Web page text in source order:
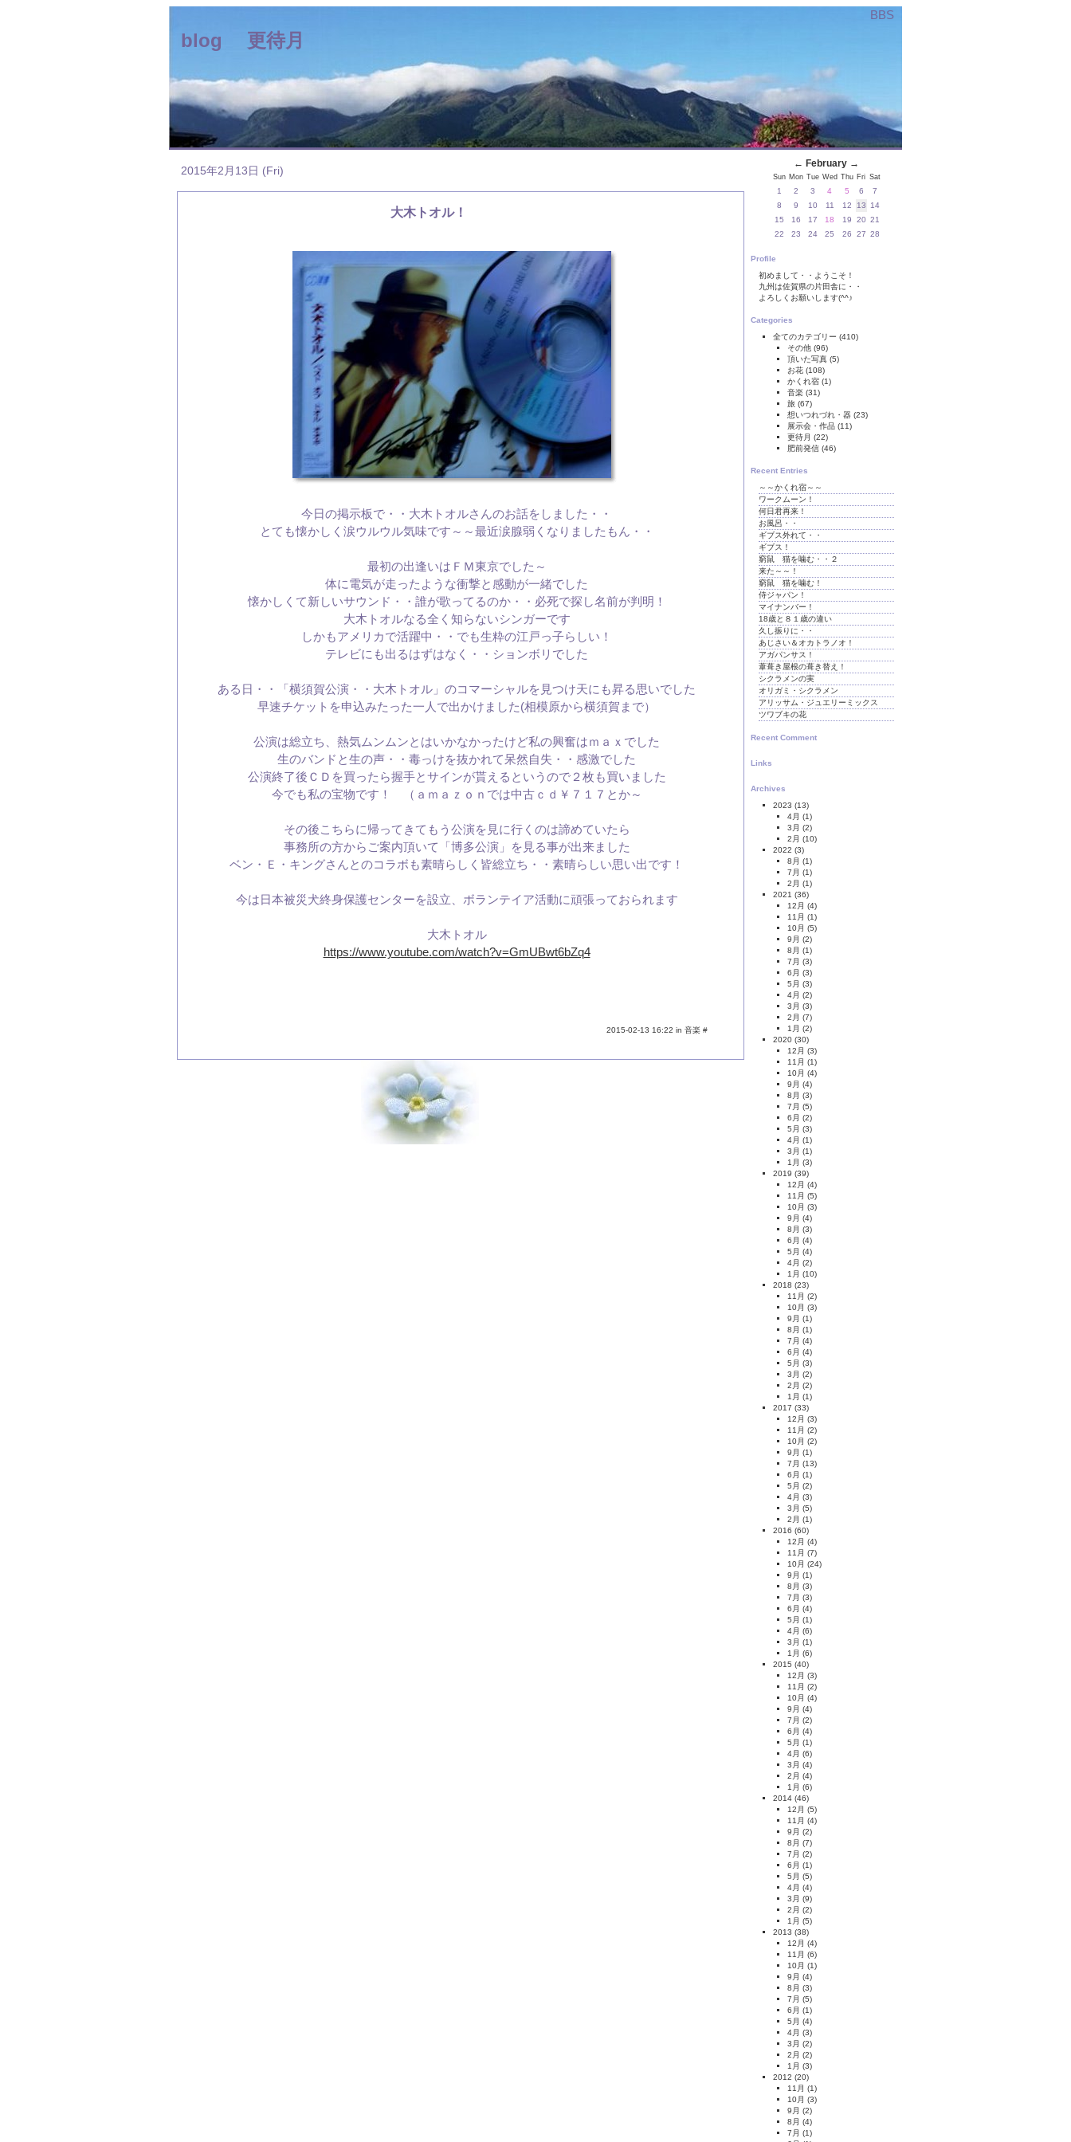
BBS
blog 更待月
2015年2月13日 (Fri)
大木トオル！
今日の掲示板で・・大木トオルさんのお話をしました・・
とても懐かしく涙ウルウル気味です～～最近涙腺弱くなりましたもん・・
最初の出逢いはＦＭ東京でした～
体に電気が走ったような衝撃と感動が一緒でした
懐かしくて新しいサウンド・・誰が歌ってるのか・・必死で探し名前が判明！
大木トオルなる全く知らないシンガーです
しかもアメリカで活躍中・・でも生粋の江戸っ子らしい！
テレビにも出るはずはなく・・ションボリでした
ある日・・「横須賀公演・・大木トオル」のコマーシャルを見つけ天にも昇る思いでした
早速チケットを申込みたった一人で出かけました(相模原から横須賀まで）
公演は総立ち、熱気ムンムンとはいかなかったけど私の興奮はｍａｘでした
生のバンドと生の声・・毒っけを抜かれて呆然自失・・感激でした
公演終了後ＣＤを買ったら握手とサインが貰えるというので２枚も買いました
今でも私の宝物です！ （ａｍａｚｏｎでは中古ｃｄ￥７１７とか～
その後こちらに帰ってきてもう公演を見に行くのは諦めていたら
事務所の方からご案内頂いて「博多公演」を見る事が出来ました
ベン・Ｅ・キングさんとのコラボも素晴らしく皆総立ち・・素晴らしい思い出です！
今は日本被災犬終身保護センターを設立、ボランテイア活動に頑張っておられます
大木トオル
https://www.youtube.com/watch?v=GmUBwt6bZq4
2015-02-13 16:22 in 音楽 #
← February →
Sun Mon Tue Wed Thu Fri Sat
1 2 3 4 5 6
7
8
9 10 11 12 13
14
15
16 17 18 19 20 21
22
23 24 25 26 27 28
Profile
初めまして・・ようこそ！
九州は佐賀県の片田舎に・・
よろしくお願いします(^^♪
Categories
全てのカテゴリー (410)
その他 (96)
頂いた写真 (5)
お花 (108)
かくれ宿 (1)
音楽 (31)
旅 (67)
想いつれづれ・器 (23)
展示会・作品 (11)
更待月 (22)
肥前発信 (46)
Recent Entries
～～かくれ宿～～
ワークムーン！
何日君再来！
お風呂・・
ギブス外れて・・
ギブス！
窮鼠 猫を噛む・・２
来た～～！
窮鼠 猫を噛む！
侍ジャパン！
マイナンバー！
18歳と８１歳の違い
久し振りに・・
あじさい＆オカトラノオ！
アガパンサス！
葦葺き屋根の葺き替え！
シクラメンの実
オリガミ・シクラメン
アリッサム・ジュエリーミックス
ツワブキの花
Recent Comment
Links
Archives
2023 (13)
4月 (1)
3月 (2)
2月 (10)
2022 (3)
8月 (1)
7月 (1)
2月 (1)
2021 (36)
12月 (4)
11月 (1)
10月 (5)
9月 (2)
8月 (1)
7月 (3)
6月 (3)
5月 (3)
4月 (2)
3月 (3)
2月 (7)
1月 (2)
2020 (30)
12月 (3)
11月 (1)
10月 (4)
9月 (4)
8月 (3)
7月 (5)
6月 (2)
5月 (3)
4月 (1)
3月 (1)
1月 (3)
2019 (39)
12月 (4)
11月 (5)
10月 (3)
9月 (4)
8月 (3)
6月 (4)
5月 (4)
4月 (2)
1月 (10)
2018 (23)
11月 (2)
10月 (3)
9月 (1)
8月 (1)
7月 (4)
6月 (4)
5月 (3)
3月 (2)
2月 (2)
1月 (1)
2017 (33)
12月 (3)
11月 (2)
10月 (2)
9月 (1)
7月 (13)
6月 (1)
5月 (2)
4月 (3)
3月 (5)
2月 (1)
2016 (60)
12月 (4)
11月 (7)
10月 (24)
9月 (1)
8月 (3)
7月 (3)
6月 (4)
5月 (1)
4月 (6)
3月 (1)
1月 (6)
2015 (40)
12月 (3)
11月 (2)
10月 (4)
9月 (4)
7月 (2)
6月 (4)
5月 (1)
4月 (6)
3月 (4)
2月 (4)
1月 (6)
2014 (46)
12月 (5)
11月 (4)
9月 (2)
8月 (7)
7月 (2)
6月 (1)
5月 (5)
4月 (4)
3月 (9)
2月 (2)
1月 (5)
2013 (38)
12月 (4)
11月 (6)
10月 (1)
9月 (4)
8月 (3)
7月 (5)
6月 (1)
5月 (4)
4月 (3)
3月 (2)
2月 (2)
1月 (3)
2012 (20)
11月 (1)
10月 (3)
9月 (2)
8月 (4)
7月 (1)